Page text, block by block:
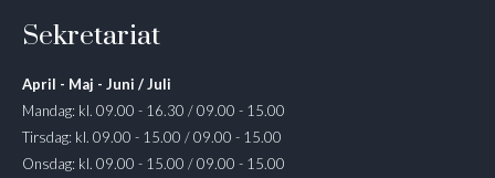
Sekretariat
April - Maj - Juni / Juli
Mandag: kl. 09.00 - 16.30 / 09.00 - 15.00
Tirsdag: kl. 09.00 - 15.00 / 09.00 - 15.00
Onsdag: kl. 09.00 - 15.00 / 09.00 - 15.00